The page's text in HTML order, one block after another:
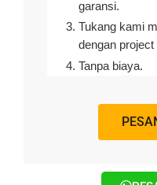
garansi.
Tukang kami
dengan
Tanpa biaya.